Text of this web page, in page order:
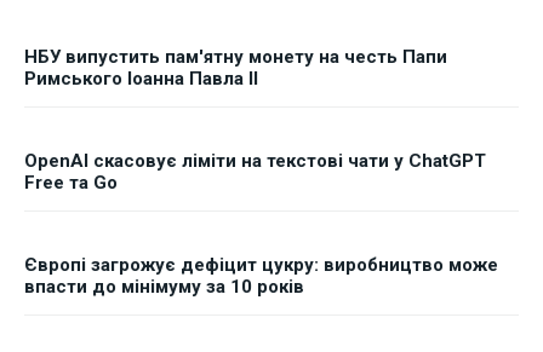
НБУ випустить пам'ятну монету на честь Папи
Римського Іоанна Павла II
OpenAI скасовує ліміти на текстові чати у ChatGPT
Free та Go
Європі загрожує дефіцит цукру: виробництво може
впасти до мінімуму за 10 років